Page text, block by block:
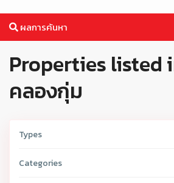
ผลการค้นหา
Properties listed
คลองกุ่ม
Types
Categories